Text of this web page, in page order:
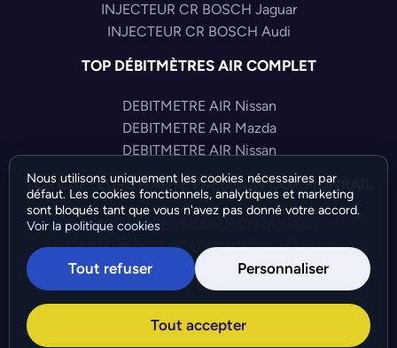
INJECTEUR CR BOSCH Jaguar
INJECTEUR CR BOSCH Audi
TOP DÉBITMÈTRES AIR COMPLET
DEBITMETRE AIR Nissan
DEBITMETRE AIR Mazda
DEBITMETRE AIR Nissan
TOP CAPTEURS HAUTE PRESSION COMMONRAIL
CAPTEUR PRESS COMMONRAIL Audi
CAPTEUR PRESS COMMONRAIL Hyundai
CAPTEUR PRESS COMMONRAIL Volkswagen
©Bresch SAS - Copyright 2026 - Tous droits réservés -
Préférences de cookies-Gérer mes cookies
Nous utilisons uniquement les cookies nécessaires par
défaut. Les cookies fonctionnels, analytiques et marketing
sont bloqués tant que vous n'avez pas donné votre accord.
Voir la politique cookies
Tout refuser Personnaliser
Tout accepter